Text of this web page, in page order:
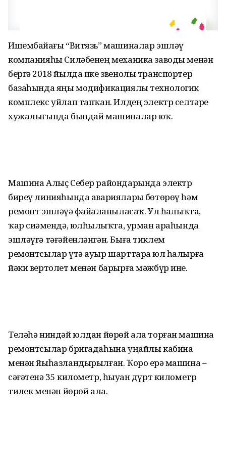
Ишембайҙағы “Витязь” машиналар эшләү
компанияһы Силәбенең механика заводы менән
бергә 2018 йылда ике звенолы транспортер
базаһында яңы модификациялы технологик
комплекс уйлап тапҡан. Илдең электр селтәре
хужалығында бындай машиналар юҡ.
Машина Алыҫ Себер райондарында электр
биреү линияһында аварияларҙы бөтөрөү һәм
ремонт эшләүҙә файҙаланыласаҡ. Ул һаҙлыҡта,
ҡар сиҙәмендә, юлһыҙлыҡта, урман араһында
эшләүгә тәғәйенләнгән. Быға тиклем
ремонтсылар үтә ауыр шарттарҙа юл һалырға
йәки вертолет менән барырға мәжбүр ине.
Теләһә ниндәй юлдан йөрөй ала торған машина
ремонтсылар бригадаһына уңайлы кабина
менән йыһазландырылған. Ҡоро ерҙә машина –
сәғәтенә 35 километр, һыуҙан дүрт километр
тиҙлек менән йөрөй ала.